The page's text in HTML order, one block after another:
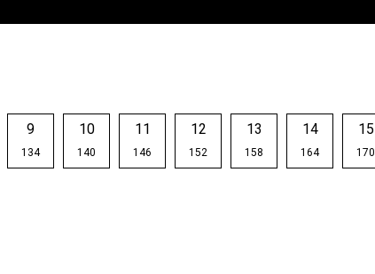
9
134
10
140
11
146
12
152
13
158
14
164
15
170